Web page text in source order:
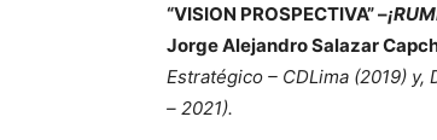
“VISION PROSPECTIVA” –
Jorge Alejandro Salazar
Estratégico – CDLima (2019)
– 2021).